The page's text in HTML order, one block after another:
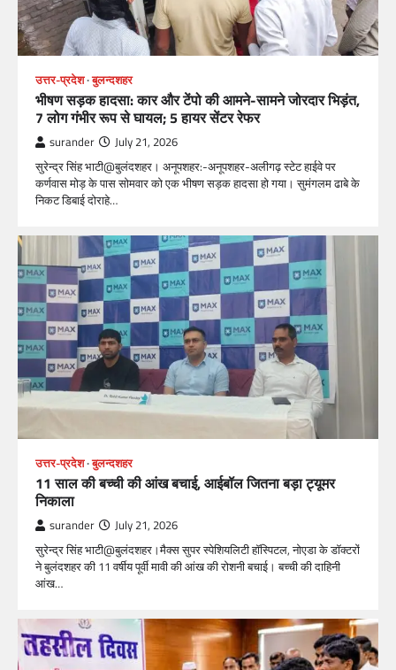
उत्तर-प्रदेश बुलन्दशहर
भीषण सड़क हादसा: कार और टेंपो की आमने-सामने जोरदार भिड़ंत,
7 लोग गंभीर रूप से घायल; 5 हायर सेंटर रेफर​
surander July 21, 2026
सुरेन्द्र सिंह भाटी@बुलंदशहर। अनूपशहर:-अनूपशहर-अलीगढ़ स्टेट हाईवे पर
कर्णवास मोड़ के पास सोमवार को एक भीषण सड़क हादसा हो गया। सुमंगलम ढाबे के
निकट डिबाई दोराहे…
उत्तर-प्रदेश बुलन्दशहर
11 साल की बच्ची की आंख बचाई, आईबॉल जितना बड़ा ट्यूमर
निकाला
surander July 21, 2026
सुरेन्द्र सिंह भाटी@बुलंदशहर।मैक्स सुपर स्पेशियलिटी हॉस्पिटल, नोएडा के डॉक्टरों
ने बुलंदशहर की 11 वर्षीय पूर्वी मावी की आंख की रोशनी बचाई। बच्ची की दाहिनी
आंख…